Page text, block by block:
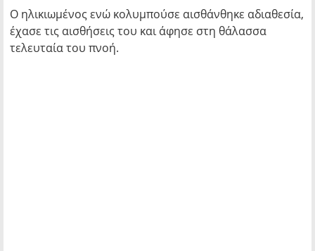
Ο ηλικιωμένος ενώ κολυμπούσε αισθάνθηκε αδιαθεσία,
έχασε τις αισθήσεις του και άφησε στη θάλασσα
τελευταία του πνοή.